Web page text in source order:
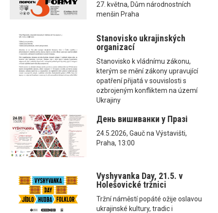
27. května, Dům národnostních
menšin Praha
Stanovisko ukrajinských
organizací
Stanovisko k vládnímu zákonu,
kterým se mění zákony upravující
opatření přijatá v souvislosti s
ozbrojeným konfliktem na území
Ukrajiny
День вишиванки у Празі
24.5.2026, Gauč na Výstavišti,
Praha, 13:00
Vyshyvanka Day, 21.5. v
Holešovické tržnici
Tržní náměstí popáté ožije oslavou
ukrajinské kultury, tradic i